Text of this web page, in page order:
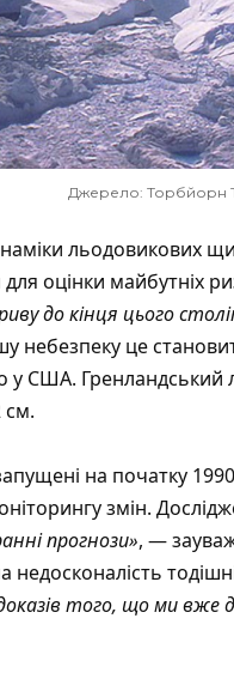
Джерело: Торбйорн
льодовикових
оцінки майбутніх
до кінця цього
небезпеку це
у США. Гренландський
см.
запущені на початку
змін.
прогнози», —
того, що ми вже